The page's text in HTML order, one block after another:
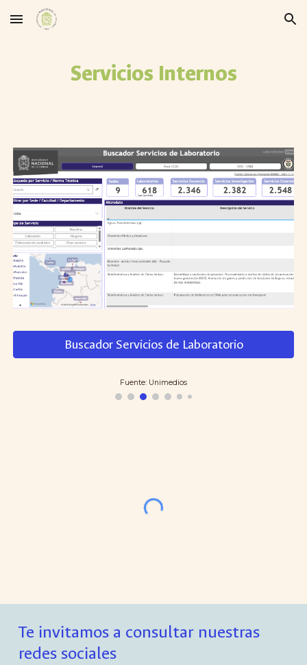
Skip to main content Skip to navigation
Servicios Internos
Buscador Servicios de Laboratorio
Fuente: Unimedios
Te invitamos a consultar nuestras
redes sociales